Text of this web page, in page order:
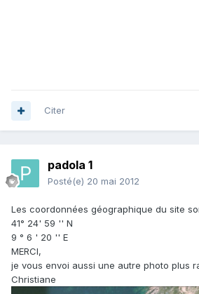
Citer
padola 1
Posté(e) 20 mai 2012
Les coordonnées géographique du site
41° 24' 59 '' N
9 ° 6 ' 20 '' E
MERCI,
je vous envoi aussi une autre photo plus
Christiane